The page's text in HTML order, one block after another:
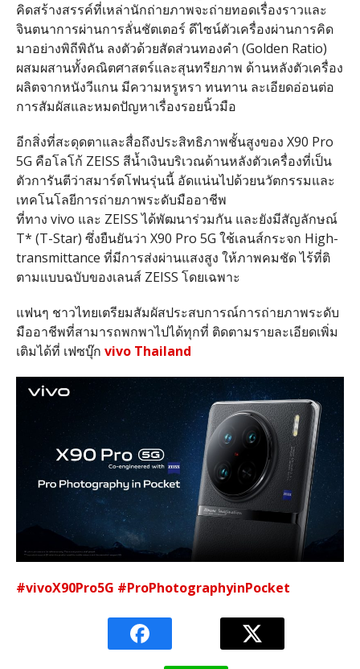
คิดสร้างสรรค์ที่เหล่านักถ่ายภาพจะถ่ายทอดเรื่องราวและ
จินตนาการผ่านการลั่นชัตเตอร์ ดีไซน์ตัวเครื่องผ่านการคิด
มาอย่างพิถีพิถัน ลงตัวด้วยสัดส่วนทองคำ (Golden Ratio)
ผสมผสานทั้งคณิตศาสตร์และสุนทรียภาพ ด้านหลังตัวเครื่อง
ผลิตจากหนังวีแกน มีความหรูหรา ทนทาน ละเอียดอ่อนต่อ
การสัมผัสและหมดปัญหาเรื่องรอยนิ้วมือ
อีกสิ่งที่สะดุดตาและสื่อถึงประสิทธิภาพชั้นสูงของ X90 Pro
5G คือโลโก้ZEISS สีน้ำเงินบริเวณด้านหลังตัวเครื่องที่เป็น
ตัวการันตีว่าสมาร์ตโฟนรุ่นนี้ อัดแน่นไปด้วยนวัตกรรมและ
เทคโนโลยีการถ่ายภาพระดับมืออาชีพ
ที่ทาง vivo และ ZEISSได้พัฒนาร่วมกัน และยังมีสัญลักษณ์
T* (T-Star) ซึ่งยืนยันว่า X90 Pro 5G ใช้เลนส์กระจก High-
transmittance ที่มีการส่งผ่านแสงสูง ให้ภาพคมชัด ไร้ที่ติ
ตามแบบฉบับของเลนส์ZEISS โดยเฉพาะ
แฟนๆ ชาวไทยเตรียมสัมผัสประสบการณ์การถ่ายภาพระดับ
มืออาชีพที่สามารถพกพาไปได้ทุกที่ ติดตามรายละเอียดเพิ่ม
เติมได้ที่ เฟซบุ๊ก vivo Thailand
#vivoX90Pro5G #ProPhotographyinPocket